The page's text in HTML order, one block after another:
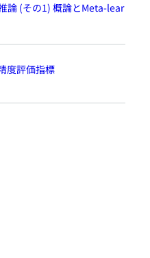
論 (その1) 概論とMeta-lear
度評価指標